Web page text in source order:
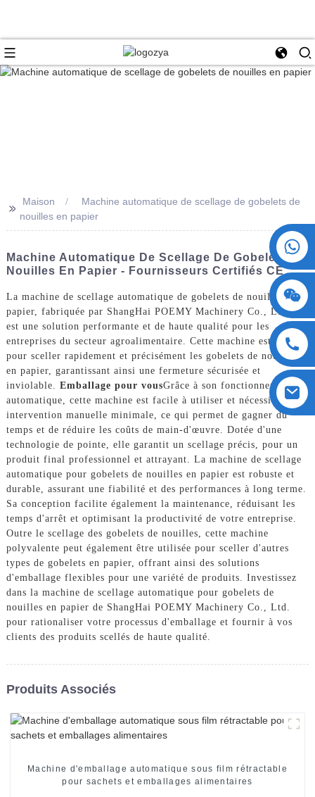
>>
Maison
Machine automatique de scellage de gobelets de
nouilles en papier
Machine Automatique De Scellage De Gobelets De
Nouilles En Papier - Fournisseurs Certifiés CE
La machine de scellage automatique de gobelets de nouilles en
papier, fabriquée par ShangHai POEMY Machinery Co., Ltd.,
est une solution performante et de haute qualité pour les
entreprises du secteur agroalimentaire. Cette machine est conçue
pour sceller rapidement et précisément les gobelets de nouilles
en papier, garantissant ainsi une fermeture sécurisée et
inviolable. Emballage pour vousGrâce à son fonctionnement
automatique, cette machine est facile à utiliser et nécessite une
intervention manuelle minimale, ce qui permet de gagner du
temps et de réduire les coûts de main-d'œuvre. Dotée d'une
technologie de pointe, elle garantit un scellage précis, pour un
produit final professionnel et attrayant. La machine de scellage
automatique pour gobelets de nouilles en papier est robuste et
durable, assurant une fiabilité et des performances à long terme.
Sa conception facilite également la maintenance, réduisant les
temps d'arrêt et optimisant la productivité de votre entreprise.
Outre le scellage des gobelets de nouilles, cette machine
polyvalente peut également être utilisée pour sceller d'autres
types de gobelets en papier, offrant ainsi des solutions
d'emballage flexibles pour une variété de produits. Investissez
dans la machine de scellage automatique pour gobelets de
nouilles en papier de ShangHai POEMY Machinery Co., Ltd.
pour rationaliser votre processus d'emballage et fournir à vos
clients des produits scellés de haute qualité.
Produits Associés
Machine d'emballage automatique sous film rétractable
pour sachets et emballages alimentaires